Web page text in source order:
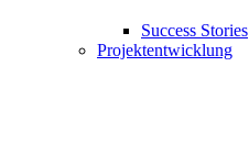
Success Stories
Projektentwicklung